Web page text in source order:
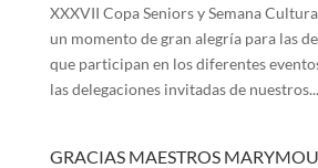
XXXVII Copa Seniors y Semana
un momento de gran alegría para las
que participan en los diferentes
las delegaciones invitadas de nuestros...
GRACIAS MAESTROS